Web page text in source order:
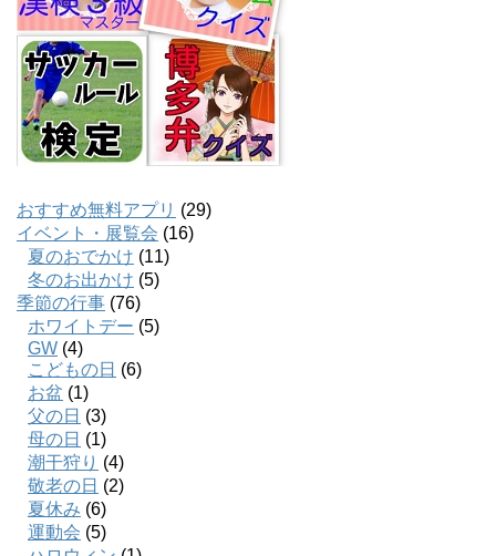
おすすめ無料アプリ (29)
イベント・展覧会 (16)
夏のおでかけ (11)
冬のお出かけ (5)
季節の行事 (76)
ホワイトデー (5)
GW (4)
こどもの日 (6)
お盆 (1)
父の日 (3)
母の日 (1)
潮干狩り (4)
敬老の日 (2)
夏休み (6)
運動会 (5)